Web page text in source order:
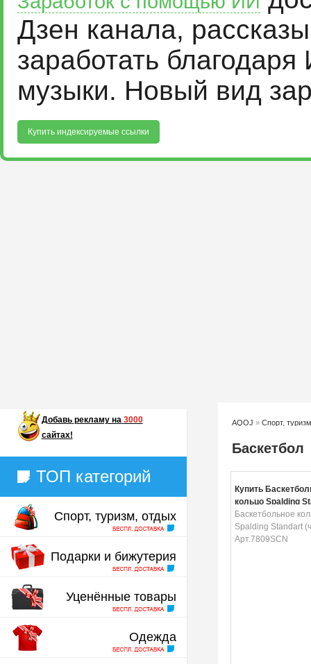
Дзен канала,
заработать
музыки. Новый вид
Купить индексируемые ссылки
Добавь рекламу на 3000
сайтах!
ТОП категорий
Спорт, туризм, отдых
Подарки и бижутерия
Уценённые товары
Одежда
AQOJ » Спорт,
Баскетбол
Купить
кольцо Spalding
(черное)
Баскетбольное
Spalding Standart
Арт.7809SCN